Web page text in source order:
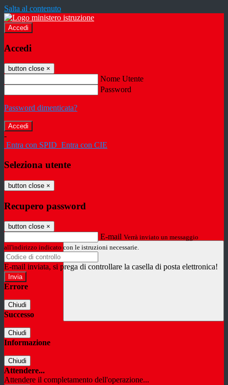
Salta al contenuto
Accedi
Accedi
button close ×
Nome Utente
Password
Password dimenticata?
-
Entra con SPID Entra con CIE
Seleziona utente
button close ×
Recupero password
button close ×
E-mail Verrà inviato un messaggio
all'indirizzo indicato con le istruzioni necessarie.
E-mail inviata, si prega di controllare la casella di posta elettronica!
Errore
Chiudi
Successo
Chiudi
Informazione
Chiudi
Attendere...
Attendere il completamento dell'operazione...